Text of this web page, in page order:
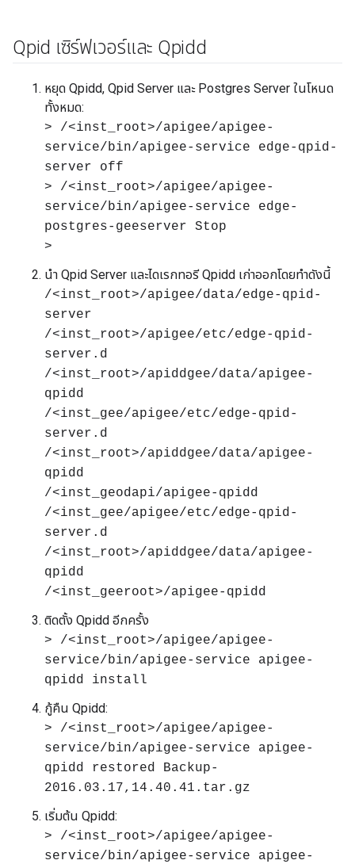
Qpid เซิร์ฟเวอร์และ Qpidd
หยุด Qpidd, Qpid Server และ Postgres Server ในโหนด
ทั้งหมด:
> /<inst_root>/apigee/apigee-
service/bin/apigee-service edge-qpid-
server off
> /<inst_root>/apigee/apigee-
service/bin/apigee-service edge-
postgres-geeserver Stop
>
นำ Qpid Server และไดเรกทอรี Qpidd เก่าออกโดยทำดังนี้
/<inst_root>/apigee/data/edge-qpid-
server
/<inst_root>/apigee/etc/edge-qpid-
server.d
/<inst_root>/apiddgee/data/apigee-
qpidd
/<inst_gee/apigee/etc/edge-qpid-
server.d
/<inst_root>/apiddgee/data/apigee-
qpidd
/<inst_geodapi/apigee-qpidd
/<inst_gee/apigee/etc/edge-qpid-
server.d
/<inst_root>/apiddgee/data/apigee-
qpidd
/<inst_geeroot>/apigee-qpidd
ติดตั้ง Qpidd อีกครั้ง
> /<inst_root>/apigee/apigee-
service/bin/apigee-service apigee-
qpidd install
กู้คืน Qpidd:
> /<inst_root>/apigee/apigee-
service/bin/apigee-service apigee-
qpidd restored Backup-
2016.03.17,14.40.41.tar.gz
เริ่มต้น Qpidd:
> /<inst_root>/apigee/apigee-
service/bin/apigee-service apigee-